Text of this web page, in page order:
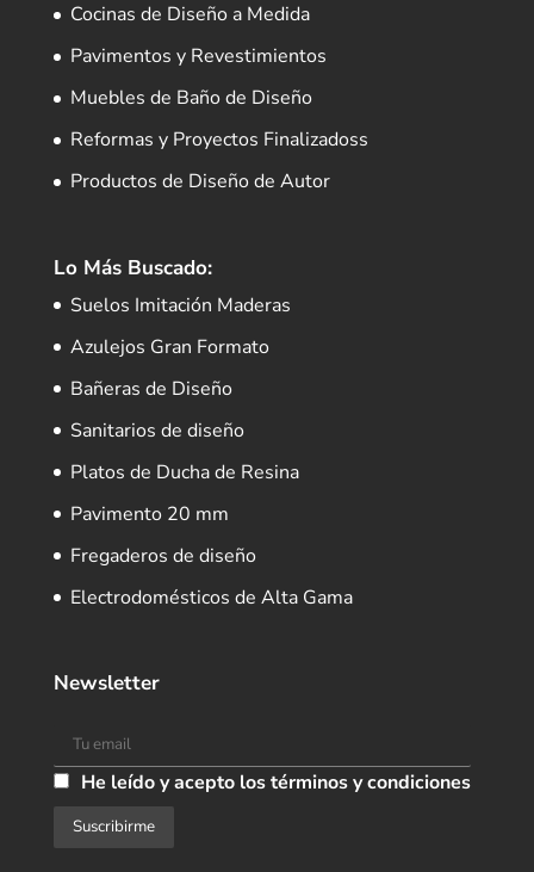
Cocinas de Diseño a Medida
Pavimentos y Revestimientos
Muebles de Baño de Diseño
Reformas y Proyectos Finalizadoss
Productos de Diseño de Autor
Lo Más Buscado:
Suelos Imitación Maderas
Azulejos Gran Formato
Bañeras de Diseño
Sanitarios de diseño
Platos de Ducha de Resina
Pavimento 20 mm
Fregaderos de diseño
Electrodomésticos de Alta Gama
Newsletter
He leído y acepto los términos y condiciones